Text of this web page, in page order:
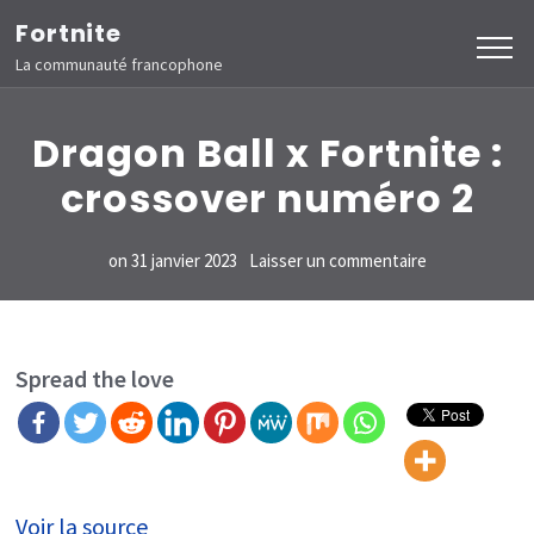
Aller
au
contenu
Entrée)
Fortnite
La communauté francophone
Dragon Ball x Fortnite :
crossover numéro 2
on 31 janvier 2023 Laisser un commentairesur
Dragon
Fortnite
:
crossover
Spread the love
Voir la source